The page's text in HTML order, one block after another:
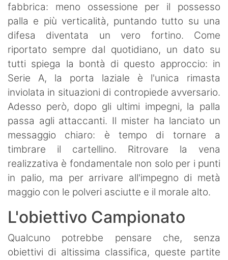
fabbrica: meno ossessione per il possesso
palla e più verticalità, puntando tutto su una
difesa diventata un vero fortino. Come
riportato sempre dal quotidiano, un dato su
tutti spiega la bontà di questo approccio: in
Serie A, la porta laziale è l'unica rimasta
inviolata in situazioni di contropiede avversario.
Adesso però, dopo gli ultimi impegni, la palla
passa agli attaccanti. Il mister ha lanciato un
messaggio chiaro: è tempo di tornare a
timbrare il cartellino. Ritrovare la vena
realizzativa è fondamentale non solo per i punti
in palio, ma per arrivare all'impegno di metà
maggio con le polveri asciutte e il morale alto.
​L'obiettivo Campionato
​Qualcuno potrebbe pensare che, senza
obiettivi di altissima classifica, queste partite